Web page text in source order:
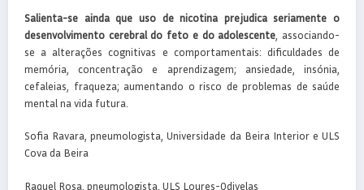
Salienta-se ainda que uso de nicotina prejudica seriamente o
desenvolvimento cerebral do feto e do adolescente, associando-
se a alterações cognitivas e comportamentais: dificuldades de
memória, concentração e aprendizagem; ansiedade, insónia,
cefaleias, fraqueza; aumentando o risco de problemas de saúde
mental na vida futura.
Sofia Ravara, pneumologista, Universidade da Beira Interior e ULS
Cova da Beira
Raquel Rosa, pneumologista, ULS Loures-Odivelas